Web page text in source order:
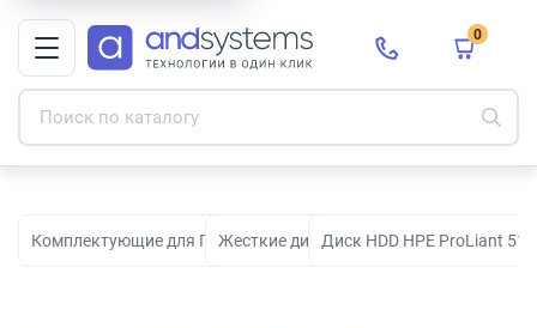
0
Комплектующие для ПК, сборки и модернизации
Жесткие диски HDDДиск HDD HPE ProLiant